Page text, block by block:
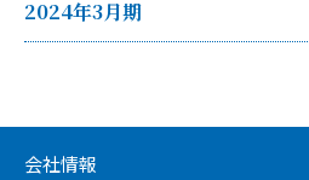
2024年3月期
会社情報